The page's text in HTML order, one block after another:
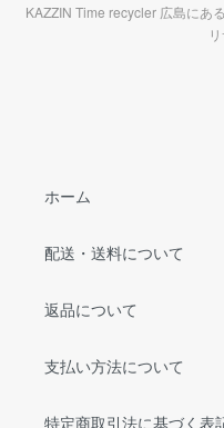
KAZZIN Time recycler 広島にあ
ホーム
配送・送料について
返品について
支払い方法について
特定商取引法に基づく表